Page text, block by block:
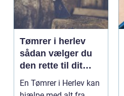
Tømrer i herlev
sådan vælger du
den rette til dit
projekt
En Tømrer i Herlev kan